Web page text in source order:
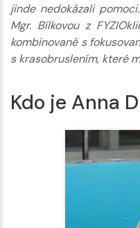
jinde nedokázali
Mgr. Bílkovou z
kombinované s
s krasobruslením, které
Kdo je Anna